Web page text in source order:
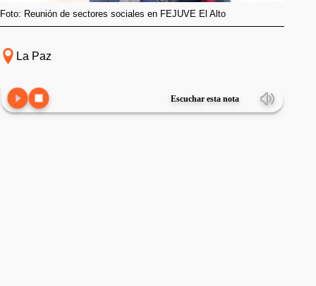
Foto: Reunión de sectores sociales en FEJUVE El Alto
La Paz
Escuchar esta nota